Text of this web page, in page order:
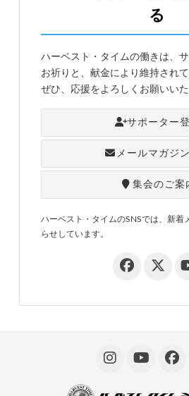
る
ハーベスト・タイムの働きは、
お祈りと、献金により維持されて
ぜひ、応援をよろしくお願いいた
サポーター
メールマガジ
集会のご案
ハーベスト・タイムのSNSでは、新着
らせしています。